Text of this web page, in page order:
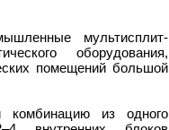
мультисплит-
оборудования,
помещений большой
комбинацию из одного